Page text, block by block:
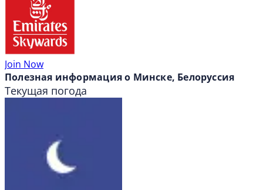
Join Now
Полезная информация о Минске, Белоруссия
Текущая погода